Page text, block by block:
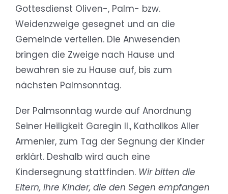
Gottesdienst Oliven-, Palm- bzw.
Weidenzweige gesegnet und an die
Gemeinde verteilen. Die Anwesenden
bringen die Zweige nach Hause und
bewahren sie zu Hause auf, bis zum
nächsten Palmsonntag.
Der Palmsonntag wurde auf Anordnung
Seiner Heiligkeit Garegin II., Katholikos Aller
Armenier, zum Tag der Segnung der Kinder
erklärt. Deshalb wird auch eine
Kindersegnung stattfinden. Wir bitten die
Eltern, ihre Kinder, die den Segen empfangen